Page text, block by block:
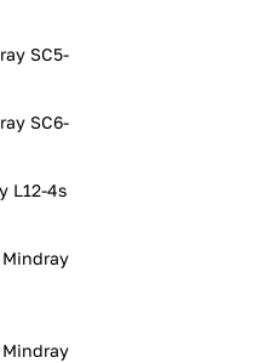
SC5-
SC6-
L12-4s
Mindray
Mindray